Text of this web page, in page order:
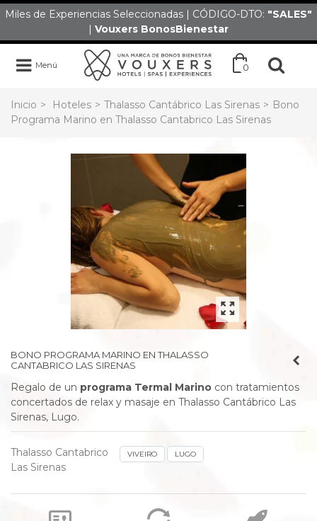
Miles de Experiencias Seleccionadas | CÓDIGO-DTO: "SALES"
| Vouxers BonosBienestar
Menú 0
Inicio > Hoteles > Thalasso Cantábrico Las Sirenas > Bono
Programa Marino en Thalasso Cantabrico Las Sirenas
BONO PROGRAMA MARINO EN THALASSO
CANTABRICO LAS SIRENAS
Regalo de un programa Termal Marino con tratamientos
concertados de relax y masaje en Thalasso Cantábrico Las
Sirenas, Lugo.
Thalasso Cantabrico
Las Sirenas
VIVEIRO LUGO